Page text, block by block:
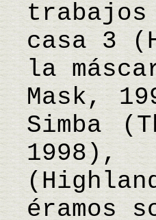
trabajos
casa 3
la
Mask,
Simba
1998),
éramos